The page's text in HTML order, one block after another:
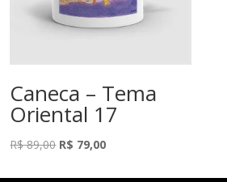
Caneca – Tema
Oriental 17
R$89,00 O
R$ 79,00O